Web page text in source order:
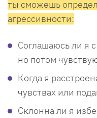
ты сможешь
агрессивности:
Соглашаюсь ли я
но потом
Когда я
чувствах или
Склонна ли я